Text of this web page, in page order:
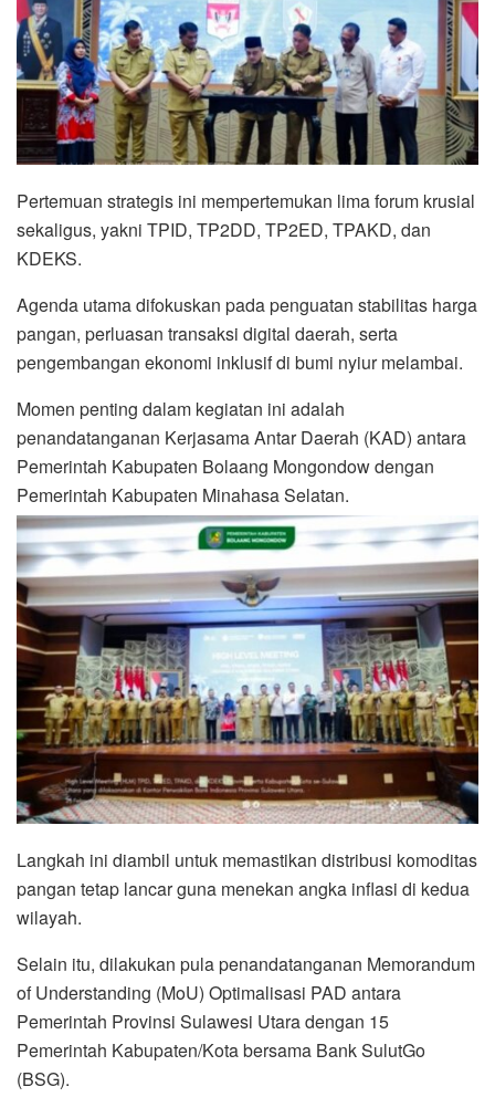
Pertemuan strategis ini mempertemukan lima forum krusial
sekaligus, yakni TPID, TP2DD, TP2ED, TPAKD, dan
KDEKS.
Agenda utama difokuskan pada penguatan stabilitas harga
pangan, perluasan transaksi digital daerah, serta
pengembangan ekonomi inklusif di bumi nyiur melambai.
Momen penting dalam kegiatan ini adalah
penandatanganan Kerjasama Antar Daerah (KAD) antara
Pemerintah Kabupaten Bolaang Mongondow dengan
Pemerintah Kabupaten Minahasa Selatan.
Langkah ini diambil untuk memastikan distribusi komoditas
pangan tetap lancar guna menekan angka inflasi di kedua
wilayah.
Selain itu, dilakukan pula penandatanganan Memorandum
of Understanding (MoU) Optimalisasi PAD antara
Pemerintah Provinsi Sulawesi Utara dengan 15
Pemerintah Kabupaten/Kota bersama Bank SulutGo
(BSG).